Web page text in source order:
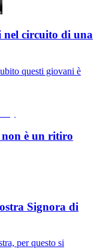
nel circuito di una
questi giovani è
non è un ritiro
Signora di
per questo si